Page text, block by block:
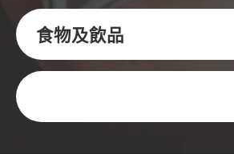
食物及飲品
關鍵字